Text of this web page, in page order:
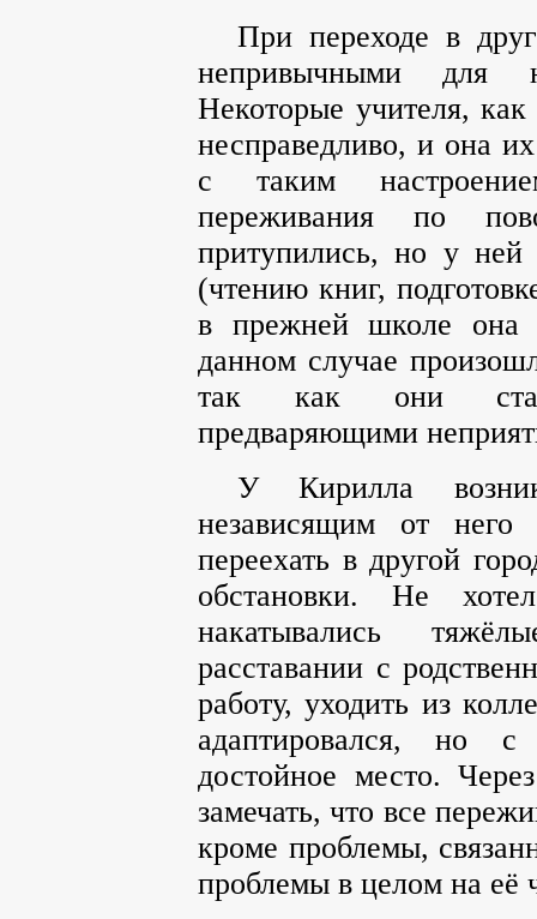
При переходе в
непривычными для
Некоторые учителя,
несправедливо, и она
с таким
переживания по
притупились, но у ней
(чтению книг,
в прежней школе она
данном случае
так как они
предваряющими
У Кирилла
независящим от него
переехать в другой
обстановки. Не
накатывались
расставании с
работу, уходить из
адаптировался, но с
достойное место.
замечать, что все
кроме проблемы,
проблемы в целом на её